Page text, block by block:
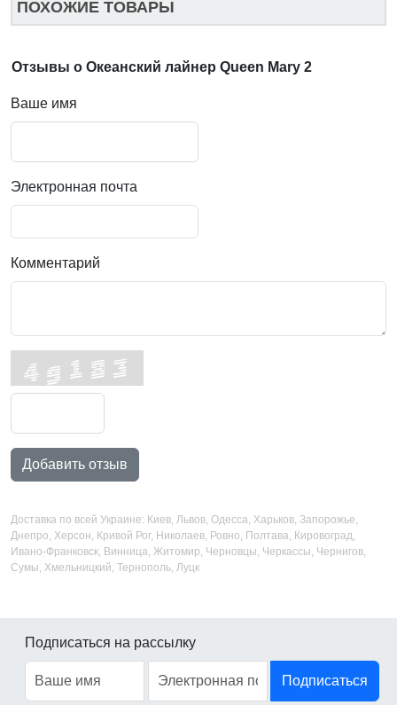
ПОХОЖИЕ ТОВАРЫ
Отзывы о Океанский лайнер Queen Mary 2
Ваше имя
Электронная почта
Комментарий
Добавить отзыв
Доставка по всей Украине: Киев, Львов, Одесса, Харьков, Запорожье,
Днепро, Херсон, Кривой Рог, Николаев, Ровно, Полтава, Кировоград,
Ивано-Франковск, Винница, Житомир, Черновцы, Черкассы, Чернигов,
Сумы, Хмельницкий, Тернополь, Луцк
Подписаться на рассылку
Подписаться